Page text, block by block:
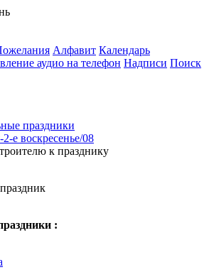
Алфавит Календарь
Надписи Поиск
праздники
е воскресенье/08
к празднику
: